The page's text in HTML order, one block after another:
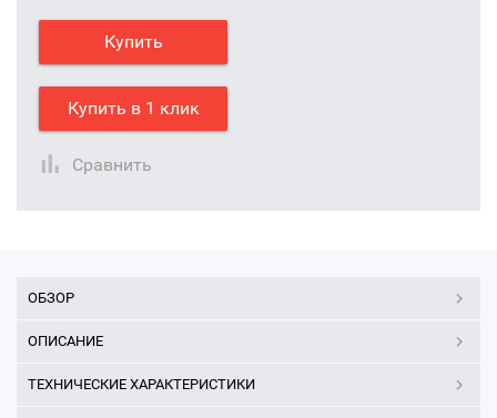
Купить
Купить в 1 клик
Сравнить
ОБЗОР
ОПИСАНИЕ
ТЕХНИЧЕСКИЕ ХАРАКТЕРИСТИКИ